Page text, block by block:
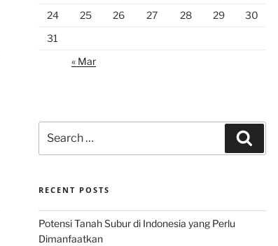
24
25 26 27 28 29
30
31
« Mar
for:
RECENT POSTS
Potensi Tanah Subur di Indonesia yang Perlu
Dimanfaatkan